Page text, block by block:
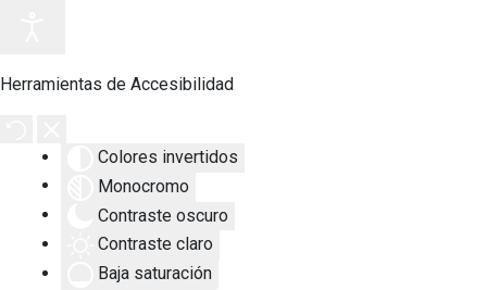
Herramientas de Accesibilidad
Colores invertidos
Monocromo
Contraste oscuro
Contraste claro
Baja saturación